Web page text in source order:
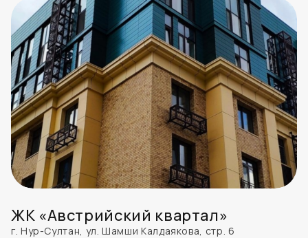
ЖК «Австрийский квартал»
г. Нур-Султан, ул. Шамши Калдаякова, стр. 6